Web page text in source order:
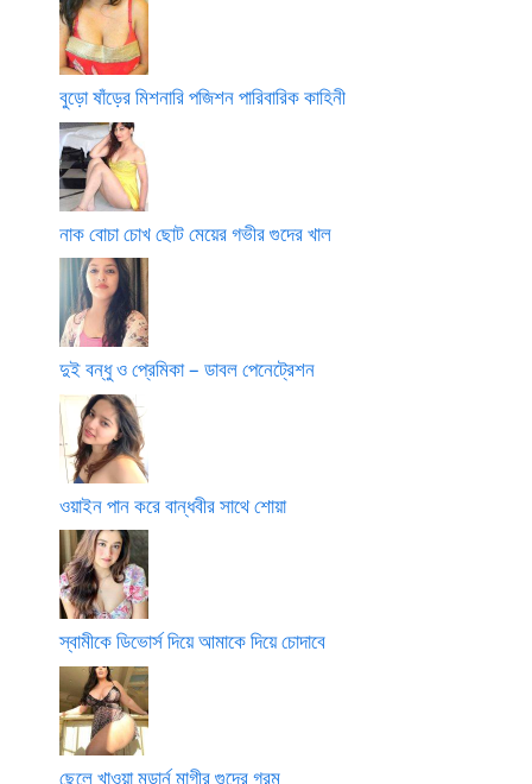
বুড়ো ষাঁড়ের মিশনারি পজিশন পারিবারিক কাহিনী
নাক বোচা চোখ ছোট মেয়ের গভীর গুদের খাল
দুই বন্ধু ও প্রেমিকা – ডাবল পেনেট্রেশন
ওয়াইন পান করে বান্ধবীর সাথে শোয়া
স্বামীকে ডিভোর্স দিয়ে আমাকে দিয়ে চোদাবে
ছেলে খাওয়া মডার্ন মাগীর গুদের গরম